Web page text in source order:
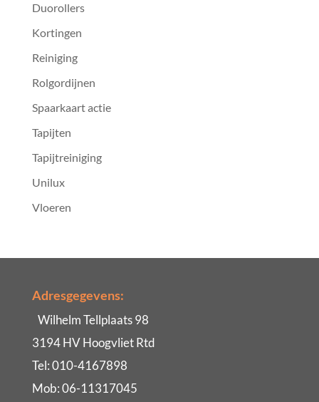
Duorollers
Kortingen
Reiniging
Rolgordijnen
Spaarkaart actie
Tapijten
Tapijtreiniging
Unilux
Vloeren
Adresgegevens:
Wilhelm Tellplaats 98
3194 HV Hoogvliet Rtd
Tel: 010-4167898
Mob: 06-11317045